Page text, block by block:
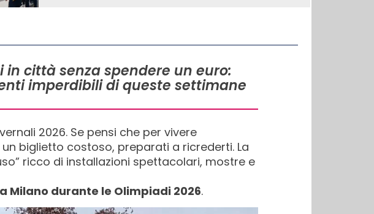
in città senza spendere un euro:
imperdibili di queste settimane
2026. Se pensi che per vivere
biglietto costoso, preparati a ricrederti. La
ricco di installazioni spettacolari, mostre e
Milano durante le Olimpiadi 2026.